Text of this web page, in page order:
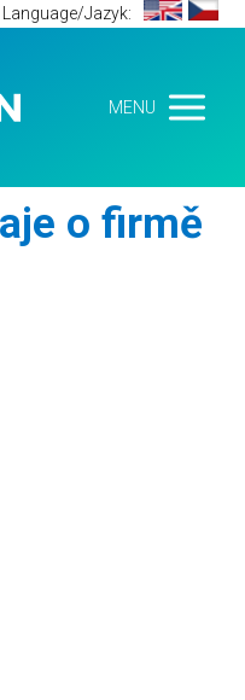
Language/Jazyk:
MENU
o firmě